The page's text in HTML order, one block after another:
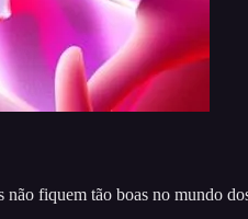
não fiquem tão boas no mundo